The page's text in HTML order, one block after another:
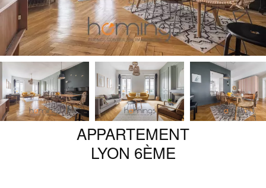
APPARTEMENT
LYON 6ÈME